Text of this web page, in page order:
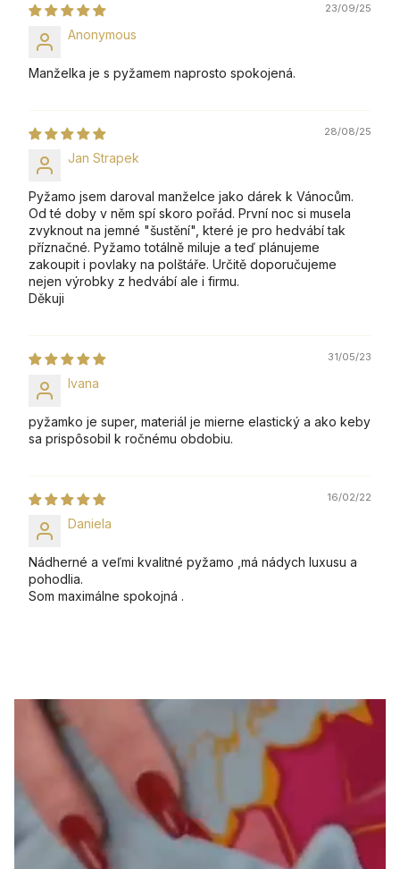
23/09/25
Anonymous
Manželka je s pyžamem naprosto spokojená.
28/08/25
Jan Strapek
Pyžamo jsem daroval manželce jako dárek k Vánocům.
Od té doby v něm spí skoro pořád. První noc si musela
zvyknout na jemné "šustění", které je pro hedvábí tak
příznačné. Pyžamo totálně miluje a teď plánujeme
zakoupit i povlaky na polštáře. Určitě doporučujeme
nejen výrobky z hedvábí ale i firmu.
Děkuji
31/05/23
Ivana
pyžamko je super, materiál je mierne elastický a ako keby
sa prispôsobil k ročnému obdobiu.
16/02/22
Daniela
Nádherné a veľmi kvalitné pyžamo ,má nádych luxusu a
pohodlia.
Som maximálne spokojná .